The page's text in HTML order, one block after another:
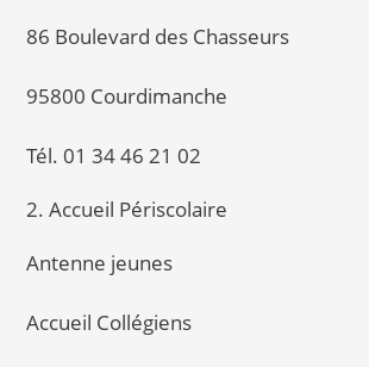
86 Boulevard des Chasseurs
95800 Courdimanche
Tél. 01 34 46 21 02
2. Accueil Périscolaire
Antenne jeunes
Accueil Collégiens